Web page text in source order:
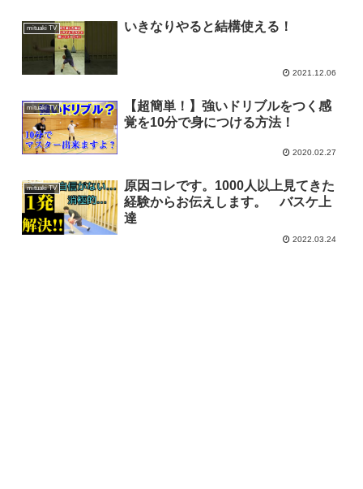
mituaki TV いきなりやると結構使える！
2021.12.06
mituaki TV
【超簡単！】強いドリブルをつく感
覚を10分で身につける方法！
2020.02.27
mituaki TV
原因コレです。1000人以上見てきた
経験からお伝えします。 バスケ上
達
2022.03.24